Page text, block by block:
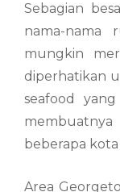
Sebagian
nama-nama
mungkin
diperhatikan
seafood
beberapa
Area